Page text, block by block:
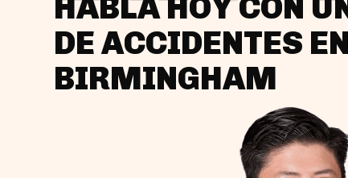
DE ACCIDENTES EN
BIRMINGHAM